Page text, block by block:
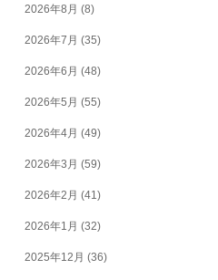
2026年8月 (8)
2026年7月 (35)
2026年6月 (48)
2026年5月 (55)
2026年4月 (49)
2026年3月 (59)
2026年2月 (41)
2026年1月 (32)
2025年12月 (36)